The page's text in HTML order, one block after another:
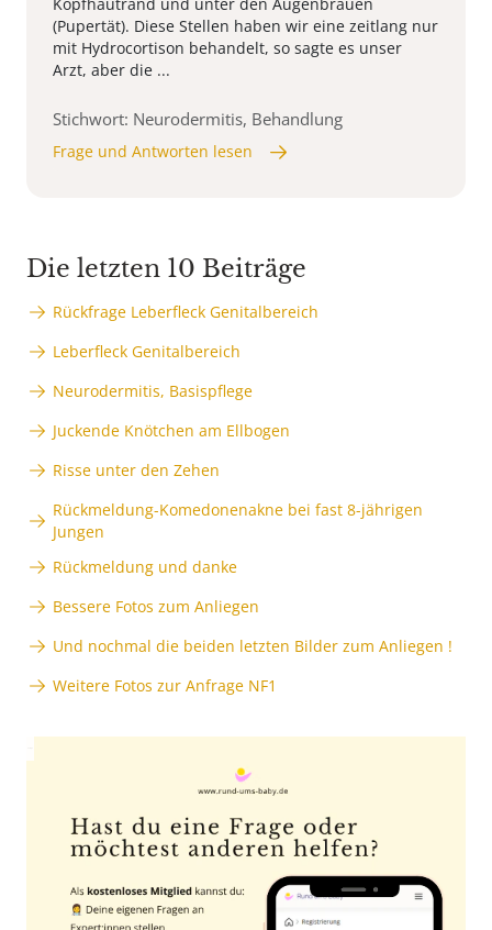
(Pupertät). Diese Stellen haben wir eine zeitlang nur
mit Hydrocortison behandelt, so sagte es unser
Arzt, aber die ...
Stichwort: Neurodermitis, Behandlung
Frage und Antworten lesen
Die letzten 10 Beiträge
Rückfrage Leberfleck Genitalbereich
Leberfleck Genitalbereich
Neurodermitis, Basispflege
Juckende Knötchen am Ellbogen
Risse unter den Zehen
Rückmeldung-Komedonenakne bei fast 8-jährigen
Jungen
Rückmeldung und danke
Bessere Fotos zum Anliegen
Und nochmal die beiden letzten Bilder zum Anliegen !
Weitere Fotos zur Anfrage NF1